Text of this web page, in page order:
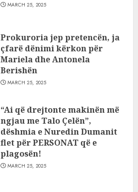
MARCH 25, 2025
Prokuroria jep pretencën, ja
çfarë dënimi kërkon për
Mariela dhe Antonela
Berishën
MARCH 25, 2025
“Ai që drejtonte makinën më
ngjau me Talo Çelën”,
dëshmia e Nuredin Dumanit
flet për PERSONAT që e
plagosën!
MARCH 25, 2025